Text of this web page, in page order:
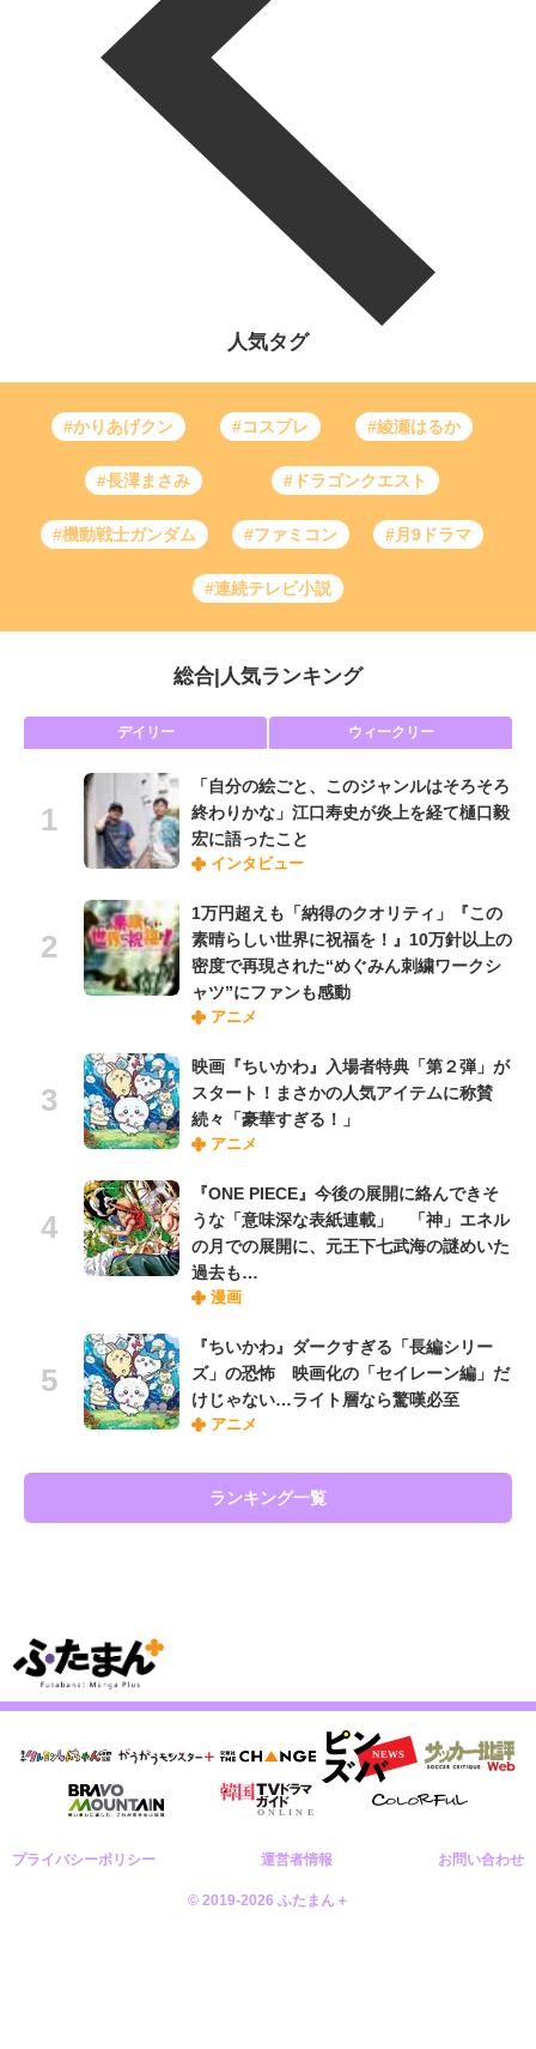
人気タグ
#かりあげクン #コスプレ #綾瀬はるか
#長澤まさみ #ドラゴンクエスト
#機動戦士ガンダム #ファミコン #月9ドラマ
#連続テレビ小説
総合 人気ランキング
デイリー ウィークリー
「自分の絵ごと、このジャンルはそろそろ
終わりかな」江口寿史が炎上を経て樋口毅
宏に語ったこと
インタビュー
1万円超えも「納得のクオリティ」『この
素晴らしい世界に祝福を！』10万針以上の
密度で再現された“めぐみん刺繍ワークシ
ャツ”にファンも感動
アニメ
映画『ちいかわ』入場者特典「第２弾」が
スタート！まさかの人気アイテムに称賛
続々「豪華すぎる！」
アニメ
『ONE PIECE』今後の展開に絡んできそ
うな「意味深な表紙連載」 「神」エネル
の月での展開に、元王下七武海の謎めいた
過去も…
漫画
『ちいかわ』ダークすぎる「長編シリー
ズ」の恐怖 映画化の「セイレーン編」だ
けじゃない…ライト層なら驚嘆必至
アニメ
ランキング一覧
プライバシーポリシー 運営者情報 お問い合わせ
© 2019-2026 ふたまん＋